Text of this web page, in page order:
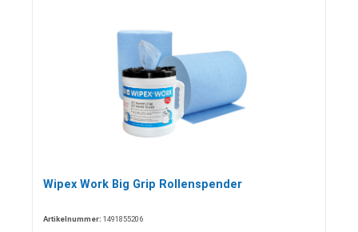
Wipex Work Big Grip Rollenspender
Artikelnummer: 1491855206